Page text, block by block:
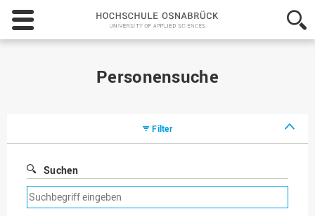
Hochschule
Osnabrück
-
Personensuche
Filter
Suchen
Suchfilter
entfernen